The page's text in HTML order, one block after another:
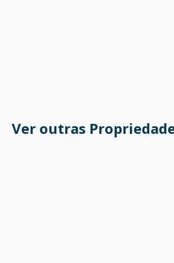
Ver outras